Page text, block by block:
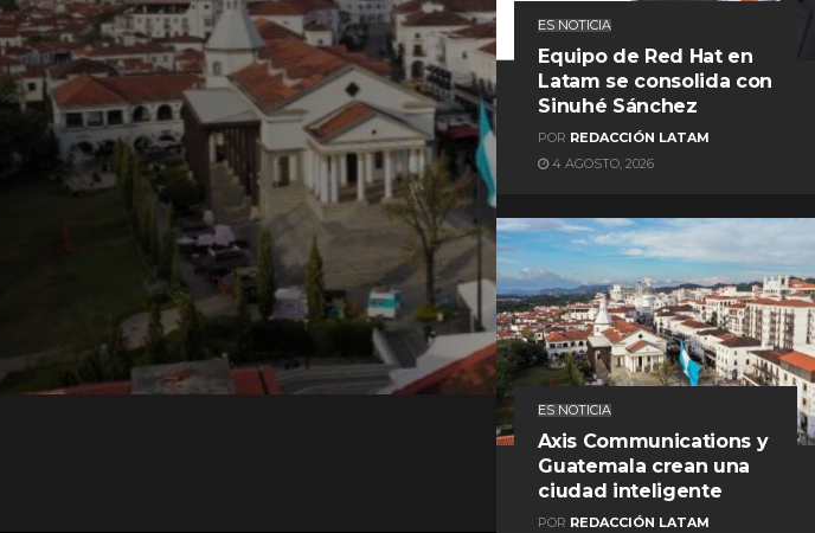
ES NOTICIA
Equipo de Red Hat en
Latam se consolida con
Sinuhé Sánchez
POR REDACCIÓN LATAM
4 AGOSTO, 2026
ES NOTICIA
Axis Communications y
Guatemala crean una
ciudad inteligente
POR REDACCIÓN LATAM